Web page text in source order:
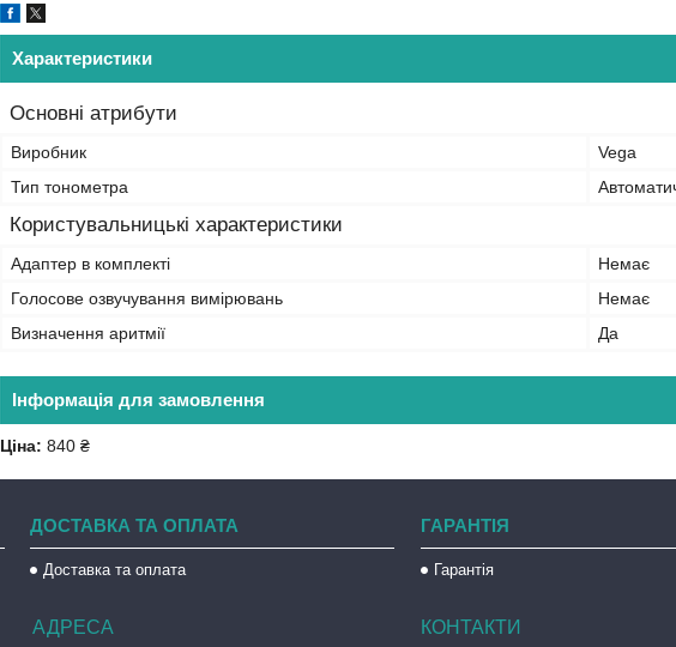
Характеристики
Основні атрибути
Виробник
Vega
Тип тонометра
Користувальницькі характеристики
Адаптер в комплекті
Немає
Голосове озвучування вимірювань
Немає
Визначення аритмії
Да
Інформація для замовлення
Ціна: 840 ₴
ДОСТАВКА ТА ОПЛАТА
Доставка та оплата
ГАРАНТІЯ
Гарантія